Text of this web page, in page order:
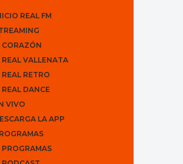
REAL FM
CORAZÓN
REAL VALLENATA
REAL RETRO
REAL DANCE
VIVO
LA APP
PROGRAMAS